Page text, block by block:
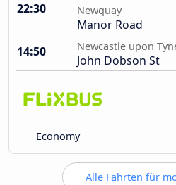
22:30 Newquay
Manor Road
14:50
Newcastle upon
John Dobson St
Economy
Alle Fahrten für